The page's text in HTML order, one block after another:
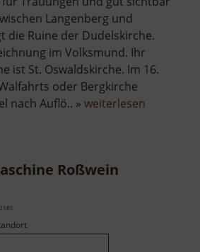
Langenberg und
die Ruine der Dudelskirche.
im Volksmund. Ihr
ist St. Oswaldskirche. Im 16.
oder Bergkirche
nach Auflö.. » weiterlesen
Roßwein